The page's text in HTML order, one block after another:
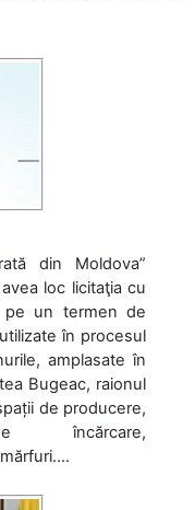
din Moldova”
loc licitaţia cu
pe un termen de
în procesul
amplasate în
Bugeac, raionul
de producere,
încărcare,